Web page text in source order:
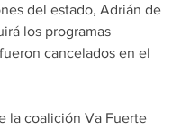
del estado, Adrián de
los programas
cancelados en el
la coalición Va Fuerte